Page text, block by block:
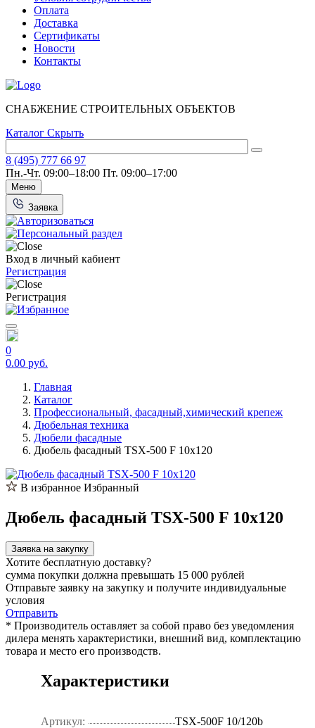
Оплата
Доставка
Сертификаты
Новости
Контакты
СНАБЖЕНИЕ СТРОИТЕЛЬНЫХ ОБЪЕКТОВ
Каталог Скрыть
8 (495) 777 66 97
Пн.-Чт. 09:00–18:00 Пт. 09:00–17:00
Меню
Заявка
Вход в личный кабиент
Регистрация
Регистрация
0
0.00 руб.
Главная
Каталог
Профессиональный, фасадный,химический крепеж
Дюбельная техника
Дюбели фасадные
Дюбель фасадный TSX-500 F 10х120
В избранное Избранный
Дюбель фасадный TSX-500 F 10х120
Заявка на закупку
Хотите бесплатную доставку?
сумма покупки должна превышать 15 000 рублей
Отправьте заявку на закупку и получите индивидуальные
условия
Отправить
* Производитель оставляет за собой право без уведомления
дилера менять характеристики, внешний вид, комплектацию
товара и место его производств.
Характеристики
Артикул: TSX-500F 10/120b